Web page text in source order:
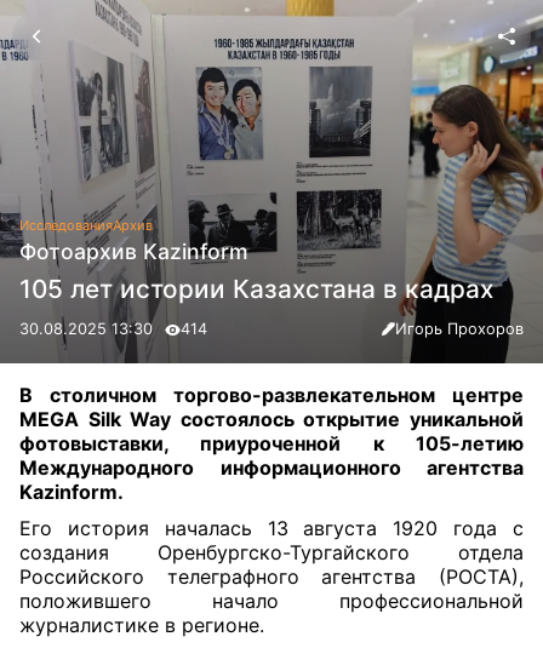
ИсследованияАрхив
Фотоархив Kazinform
105 лет истории Казахстана в кадрах
30.08.2025 13:30 414 Игорь Прохоров
В столичном торгово-развлекательном центре
MEGA Silk Way состоялось открытие уникальной
фотовыставки, приуроченной к 105-летию
Международного информационного агентства
Kazinform.
Его история началась 13 августа 1920 года с
создания Оренбургско-Тургайского отдела
Российского телеграфного агентства (РОСТА),
положившего начало профессиональной
журналистике в регионе.